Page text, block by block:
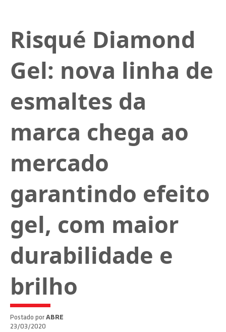
Risqué Diamond
Gel: nova linha de
esmaltes da
marca chega ao
mercado
garantindo efeito
gel, com maior
durabilidade e
brilho
Postado por ABRE
23/03/2020